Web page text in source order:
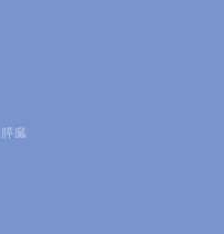
膵臓